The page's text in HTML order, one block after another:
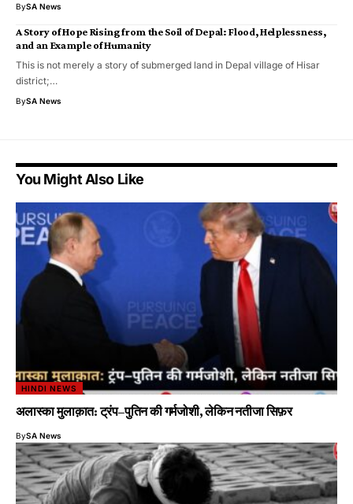
BySA News
A Story of Hope Rising from the Soil of Depal: Flood, Helplessness,
and an Example of Humanity
This is not merely a story of submerged land in Depal village of Hisar
district;…
BySA News
You Might Also Like
HINDI NEWS
अलास्का मुलाक़ात: ट्रंप–पुतिन की गर्मजोशी, लेकिन नतीजा सिफ़र
BySA News